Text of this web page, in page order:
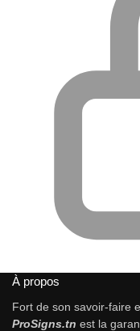
À propos
Fort de son savoir-faire
ProSigns.tn est la